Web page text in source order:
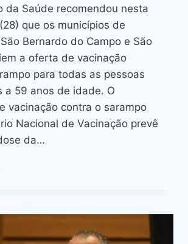
da Saúde recomendou nesta
que os municípios de
Bernardo do Campo e São
a oferta de vacinação
para todas as pessoas
a 59 anos de idade. O
vacinação contra o sarampo
Nacional de Vacinação prevê
da…